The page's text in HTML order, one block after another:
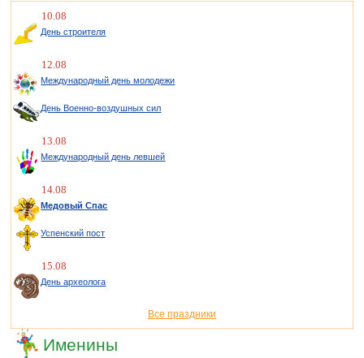
10.08
День строителя
12.08
Международный день молодежи
День Военно-воздушных сил
13.08
Международный день левшей
14.08
Медовый Спас
Успенский пост
15.08
День археолога
Все праздники
Именины